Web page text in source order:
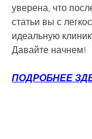
уверена, что
статьи вы с
идеальную
Давайте начнем!
ПОДРОБНЕЕ